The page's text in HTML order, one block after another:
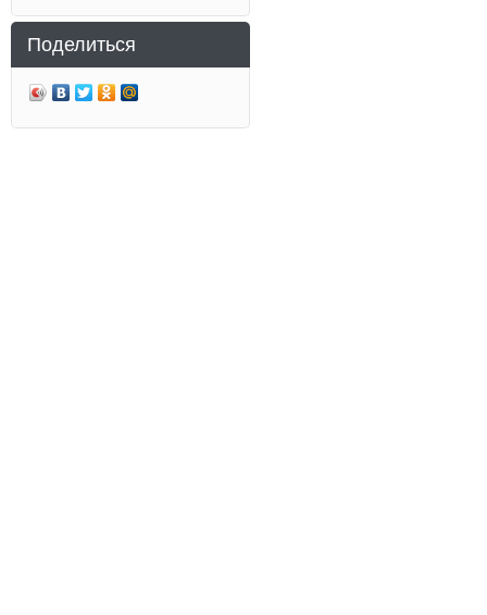
Поделиться